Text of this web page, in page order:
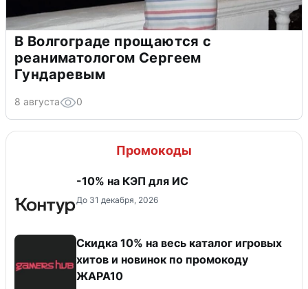
В Волгограде прощаются с
реаниматологом Сергеем
Гундаревым
8 августа 0
Промокоды
-10% на КЭП для ИС
До 31 декабря, 2026
Скидка 10% на весь каталог игровых
хитов и новинок по промокоду
ЖАРА10